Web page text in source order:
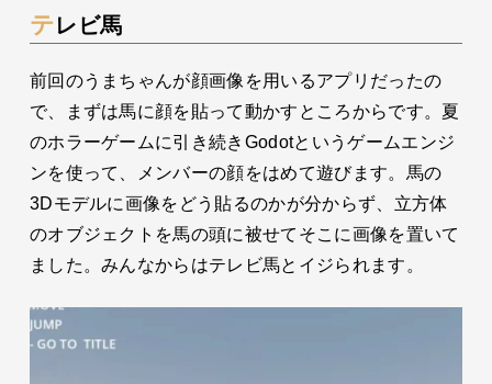
テレビ馬
前回のうまちゃんが顔画像を用いるアプリだったの
で、まずは馬に顔を貼って動かすところからです。夏
のホラーゲームに引き続きGodotというゲームエンジ
ンを使って、メンバーの顔をはめて遊びます。馬の
3Dモデルに画像をどう貼るのかが分からず、立方体
のオブジェクトを馬の頭に被せてそこに画像を置いて
ました。みんなからはテレビ馬とイジられます。